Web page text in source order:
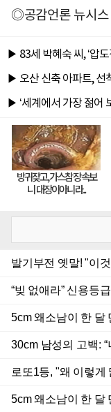
◎공감언론 뉴시스